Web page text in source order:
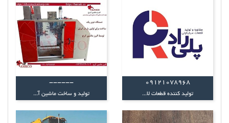
09121078968
تولید کننده قطعات لا...
------
تولید و ساخت ماشین آ...